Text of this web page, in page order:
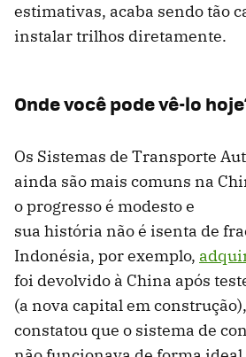
estimativas, acaba sendo tão
instalar trilhos diretamente.
Onde você pode vê-lo
Os Sistemas de Transporte
ainda são mais comuns na
o progresso é modesto e
sua história não é isenta de
Indonésia, por exemplo,
foi devolvido à China após
(a nova capital em
constatou que o sistema de